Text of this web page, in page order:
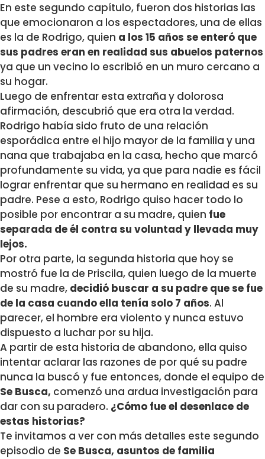
En este segundo capítulo, fueron dos historias las
que emocionaron a los espectadores, una de ellas
es la de Rodrigo, quien a los 15 años se enteró que
sus padres eran en realidad sus abuelos paternos
ya que un vecino lo escribió en un muro cercano a
su hogar.
Luego de enfrentar esta extraña y dolorosa
afirmación, descubrió que era otra la verdad.
Rodrigo había sido fruto de una relación
esporádica entre el hijo mayor de la familia y una
nana que trabajaba en la casa, hecho que marcó
profundamente su vida, ya que para nadie es fácil
lograr enfrentar que su hermano en realidad es su
padre. Pese a esto, Rodrigo quiso hacer todo lo
posible por encontrar a su madre, quien fue
separada de él contra su voluntad y llevada muy
lejos.
Por otra parte, la segunda historia que hoy se
mostró fue la de Priscila, quien luego de la muerte
de su madre, decidió buscar a su padre que se fue
de la casa cuando ella tenía solo 7 años. Al
parecer, el hombre era violento y nunca estuvo
dispuesto a luchar por su hija.
A partir de esta historia de abandono, ella quiso
intentar aclarar las razones de por qué su padre
nunca la buscó y fue entonces, donde el equipo de
Se Busca, comenzó una ardua investigación para
dar con su paradero. ¿Cómo fue el desenlace de
estas historias?
Te invitamos a ver con más detalles este segundo
episodio de Se Busca, asuntos de familia